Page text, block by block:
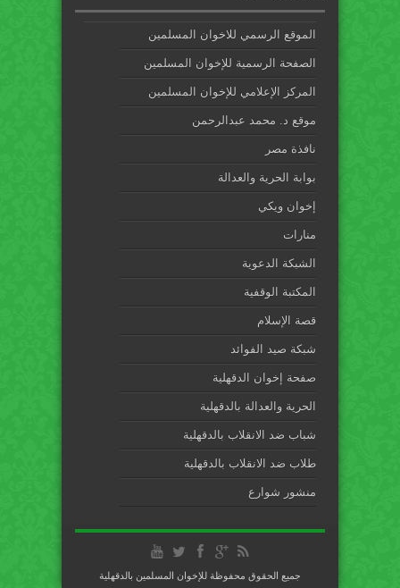
الموقع الرسمي للاخوان المسلمين
الصفحة الرسمية للإخوان المسلمين
المركز الإعلامي للإخوان المسلمين
موقع د. محمد عبدالرحمن
نافذة مصر
بوابة الحرية والعدالة
إخوان ويكي
منارات
الشبكة الدعوية
المكتبة الوقفية
قصة الإسلام
شبكة صيد الفوائد
صفحة إخوان الدقهلية
الحرية والعدالة بالدقهلية
شباب ضد الانقلاب بالدقهلية
طلاب ضد الانقلاب بالدقهلية
منشور شوارع
جميع الحقوق محفوظة للإخوان المسلمين بالدقهلية